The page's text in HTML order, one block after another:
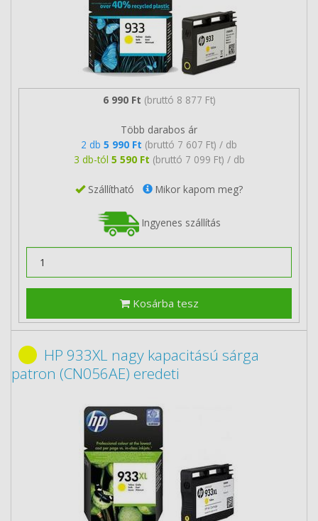
6 990 Ft (bruttó 8 877 Ft)
Több darabos ár
2 db 5 990 Ft (bruttó 7 607 Ft) / db
3 db-tól 5 590 Ft (bruttó 7 099 Ft) / db
Szállítható Mikor kapom meg?
Ingyenes szállítás
Kosárba tesz
HP 933XL nagy kapacitású sárga
patron (CN056AE) eredeti